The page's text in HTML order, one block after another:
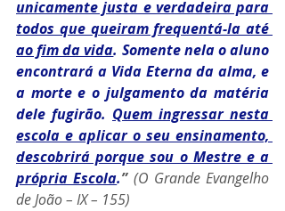
unicamente justa e verdadeira para
todos que queiram frequentá-la até
ao fim da vida. Somente nela o aluno
encontrará a Vida Eterna da alma, e
a morte e o julgamento da matéria
dele fugirão. Quem ingressar nesta
escola e aplicar o seu ensinamento,
descobrirá porque sou o Mestre e a
própria Escola.” (O Grande Evangelho
de João – IX – 155)